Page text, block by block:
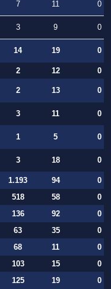
7 11
0
3 9
0
14 19 0
2 12
0
2 13
0
3 11
0
1 5
0
3 18 0
1.193 94
0
518 58
0
136 92
0
63 35
0
68 11
0
103 15
0
125 19 0